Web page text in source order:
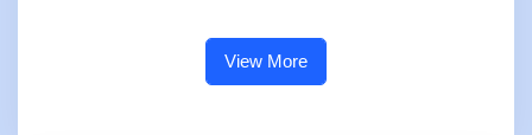
View More